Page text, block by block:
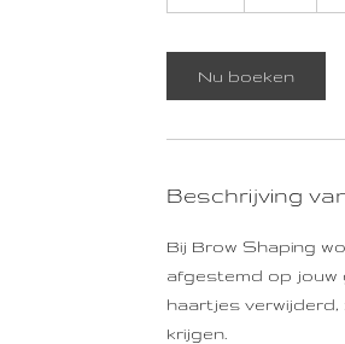
Nu boeken
Beschrijving
Bij Brow Shaping
afgestemd op jouw
haartjes
krijgen.